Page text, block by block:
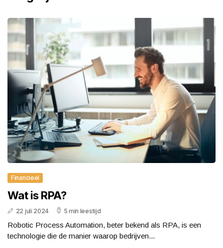
Financieel
Wat is RPA?
22 juli 2024 5 min leestijd
Robotic Process Automation, beter bekend als RPA, is een
technologie die de manier waarop bedrijven...